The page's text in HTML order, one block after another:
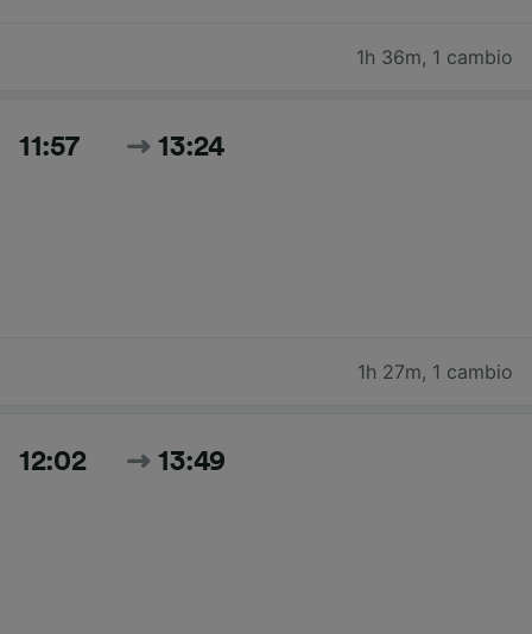
1h 36m, 1 cambio
11:57 13:24
1h 27m, 1 cambio
12:02 13:49